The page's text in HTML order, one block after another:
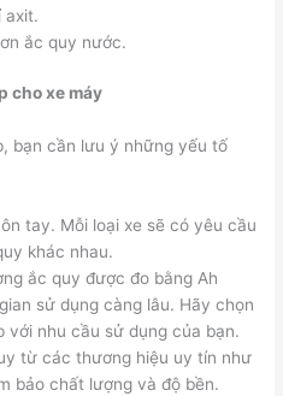
axit.
ắc quy nước.
cho xe máy
bạn cần lưu ý những yếu tố
tay. Mỗi loại xe sẽ có yêu cầu
khác nhau.
ắc quy được đo bằng Ah
sử dụng càng lâu. Hãy chọn
với nhu cầu sử dụng của bạn.
từ các thương hiệu uy tín như
bảo chất lượng và độ bền.